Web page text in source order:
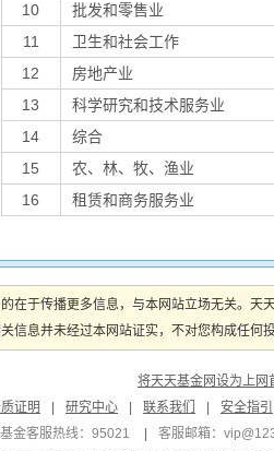
10
批发和零售业
11
卫生和社会工作
12
房地产业
13
科学研究和技术服务业
14
综合
15
农、林、牧、渔业
16
租赁和商务服务业
在于传播更多信息，与本网站立场无关。
信息并未经过本网站证实，不对您构成任
将天天基金网设为上网
证明 研究中心 联系我们
安全指引
金客服热线：95021
客服邮箱：